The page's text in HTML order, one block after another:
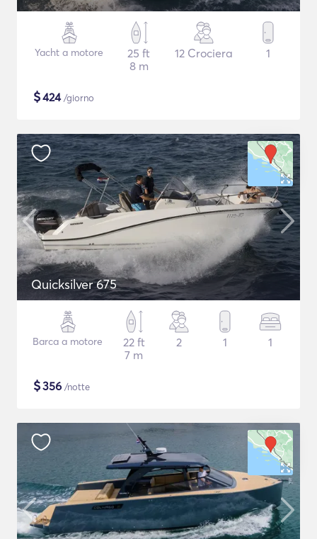
Yacht a motore
25 ft
8 m
12 Crociera 1
$424/giorno
Quicksilver 675
Barca a motore
22 ft
7 m
2 1 1
$356 /notte